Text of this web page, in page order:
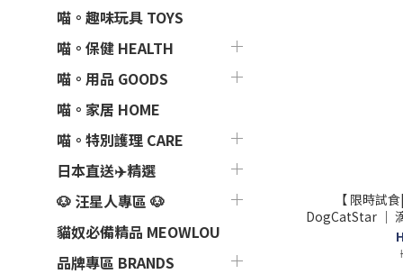
喵。趣味玩具 TOYS
喵。保健 HEALTH
喵。用品 GOODS
喵。家居 HOME
喵。特別護理 CARE
日本直送✈️精選
🐶 汪星人專區 🐶
貓奴必備精品 MEOWLOU
品牌專區 BRANDS
【 限時試
DogCatStar ｜